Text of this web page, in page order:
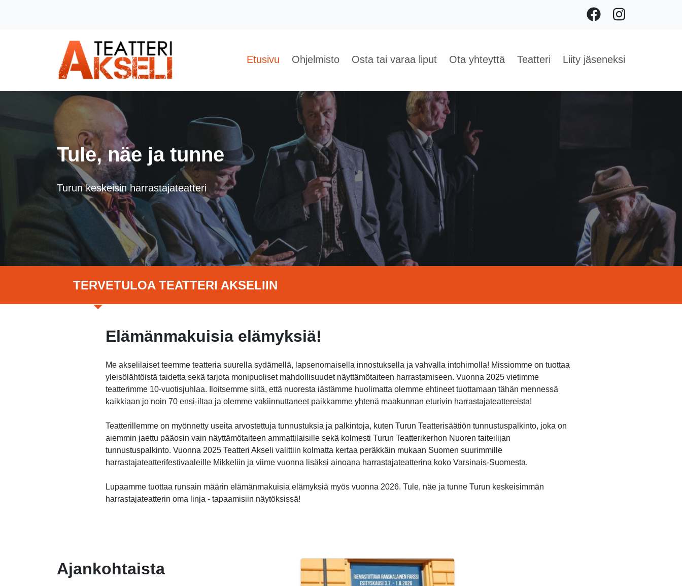
FacebookInstagram
Etusivu Ohjelmisto Osta tai varaa liput Ota yhteyttä Teatteri Liity jäseneksi
Tule, näe ja tunne
Turun keskeisin harrastajateatteri
TERVETULOA TEATTERI AKSELIIN
Elämänmakuisia elämyksiä!
Me akselilaiset teemme teatteria suurella sydämellä, lapsenomaisella innostuksella ja vahvalla intohimolla! Missiomme on tuottaa
yleisölähtöistä taidetta sekä tarjota monipuoliset mahdollisuudet näyttämötaiteen harrastamiseen. Vuonna 2025 vietimme
teatterimme 10-vuotisjuhlaa. Iloitsemme siitä, että nuoresta iästämme huolimatta olemme ehtineet tuottamaan tähän mennessä
kaikkiaan jo noin 70 ensi-iltaa ja olemme vakiinnuttaneet paikkamme yhtenä maakunnan eturivin harrastajateattereista!
Teatterillemme on myönnetty useita arvostettuja tunnustuksia ja palkintoja, kuten Turun Teatterisäätiön tunnustuspalkinto, joka on
aiemmin jaettu pääosin vain näyttämötaiteen ammattilaisille sekä kolmesti Turun Teatterikerhon Nuoren taiteilijan
tunnustuspalkinto. Vuonna 2025 Teatteri Akseli valittiin kolmatta kertaa peräkkäin mukaan Suomen suurimmille
harrastajateatterifestivaaleille Mikkeliin ja viime vuonna lisäksi ainoana harrastajateatterina koko Varsinais-Suomesta.
Lupaamme tuottaa runsain määrin elämänmakuisia elämyksiä myös vuonna 2026. Tule, näe ja tunne Turun keskeisimmän
harrastajateatterin oma linja - tapaamisiin näytöksissä!
Ajankohtaista